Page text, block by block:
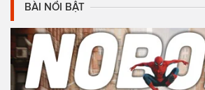
BÀI NỔI BẬT